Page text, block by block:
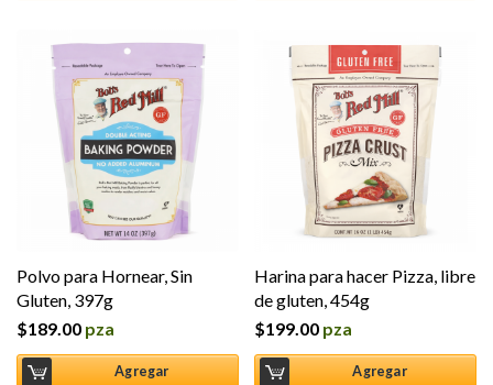
Polvo para Hornear, Sin
Gluten, 397g
$189.00 pza
Agregar
Harina para hacer Pizza, libre
de gluten, 454g
$199.00 pza
Agregar